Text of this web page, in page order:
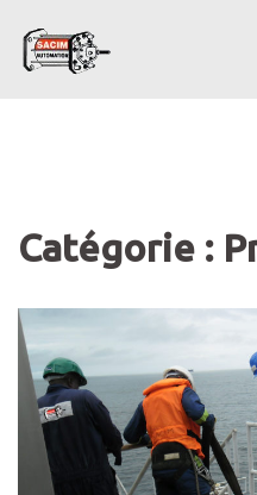
contenu
Catégorie :